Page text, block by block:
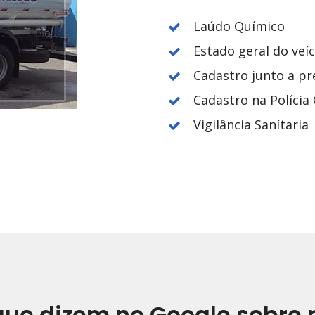
Laúdo Químico
Estado geral do
Cadastro junto a
Cadastro na Polícia
Vigilância Sanítaria